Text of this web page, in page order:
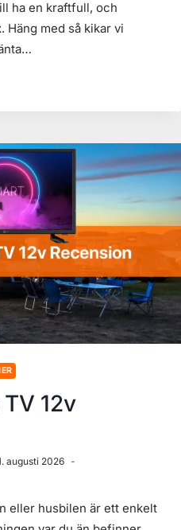
ha en kraftfull, och
Häng med så kikar vi
12v
augusti 2026
eller husbilen är ett enkelt